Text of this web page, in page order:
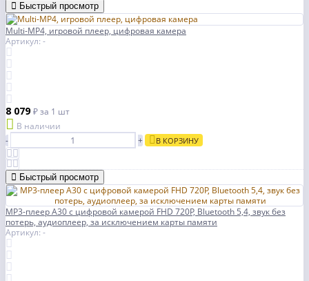
Быстрый просмотр
Multi-MP4, игровой плеер, цифровая камера
Артикул: -
8 079₽за 1 шт
В наличии
-
+ В КОРЗИНУ
Быстрый просмотр
MP3-плеер A30 с цифровой камерой FHD 720P, Bluetooth 5,4, звук без
потерь, аудиоплеер, за исключением карты памяти
Артикул: -